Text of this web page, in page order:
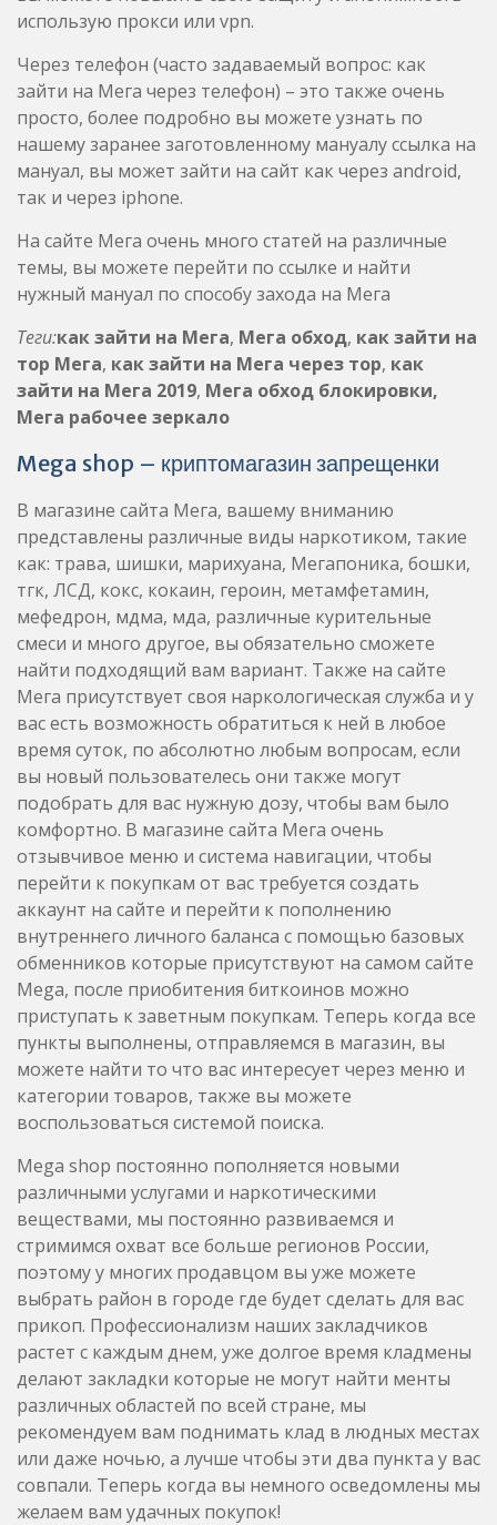
использую прокси или vpn.
Через телефон (часто задаваемый вопрос: как
зайти на Мега через телефон) – это также очень
просто, более подробно вы можете узнать по
нашему заранее заготовленному мануалу ссылка на
мануал, вы может зайти на сайт как через android,
так и через iphone.
На сайте Мега очень много статей на различные
темы, вы можете перейти по ссылке и найти
нужный мануал по способу захода на Мега
Теги:как зайти на Мега, Мега обход, как зайти на
тор Мега, как зайти на Мега через тор, как
зайти на Мега 2019, Мега обход блокировки,
Мега рабочее зеркало
Mega shop – криптомагазин запрещенки
В магазине сайта Мега, вашему вниманию
представлены различные виды наркотиком, такие
как: трава, шишки, марихуана, Мегапоника, бошки,
тгк, ЛСД, кокс, кокаин, героин, метамфетамин,
мефедрон, мдма, мда, различные курительные
смеси и много другое, вы обязательно сможете
найти подходящий вам вариант. Также на сайте
Мега присутствует своя наркологическая служба и у
вас есть возможность обратиться к ней в любое
время суток, по абсолютно любым вопросам, если
вы новый пользователесь они также могут
подобрать для вас нужную дозу, чтобы вам было
комфортно. В магазине сайта Мега очень
отзывчивое меню и система навигации, чтобы
перейти к покупкам от вас требуется создать
аккаунт на сайте и перейти к пополнению
внутреннего личного баланса с помощью базовых
обменников которые присутствуют на самом сайте
Mega, после приобитения биткоинов можно
приступать к заветным покупкам. Теперь когда все
пункты выполнены, отправляемся в магазин, вы
можете найти то что вас интересует через меню и
категории товаров, также вы можете
воспользоваться системой поиска.
Mega shop постоянно пополняется новыми
различными услугами и наркотическими
веществами, мы постоянно развиваемся и
стримимся охват все больше регионов России,
поэтому у многих продавцом вы уже можете
выбрать район в городе где будет сделать для вас
прикоп. Профессионализм наших закладчиков
растет с каждым днем, уже долгое время кладмены
делают закладки которые не могут найти менты
различных областей по всей стране, мы
рекомендуем вам поднимать клад в людных местах
или даже ночью, а лучше чтобы эти два пункта у вас
совпали. Теперь когда вы немного осведомлены мы
желаем вам удачных покупок!